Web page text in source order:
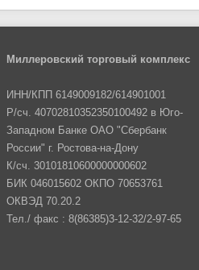
Миллеровский торговый комплекс
ИНН/КПП 6149009182/614901001
Р/сч. 40702810352350100492 в Юго-
Западном Банке ОАО "Сбербанк
России" г. Ростова-на-Дону
К/сч. 30101810600000000602
БИК 046015602 ОКПО 70653761
ОКВЭД 70.20.2
Тел./ факс : 8(86385)3-12-32/2-97-65